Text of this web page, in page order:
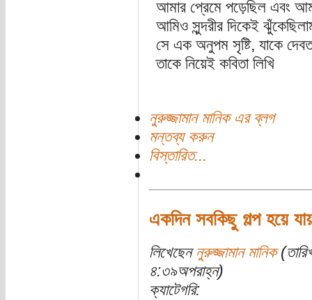
আমার প্রেমে পড়েছিল এবং
আমিও সুন্দরীর দিকেই
সে এক অনুপম সৃষ্টি, যাকে
তাকে নিয়েই কবিতা লিখি
নুরুজ্জামান মানিক এর ব্লগ
মন্তব্য করুন
বিস্তারিত...
একদিন সবকিছু গল্প হয়ে
লিখেছেন নুরুজ্জামান মানিক
৪:৩৯অপরাহ্ন)
ক্যাটেগরি: